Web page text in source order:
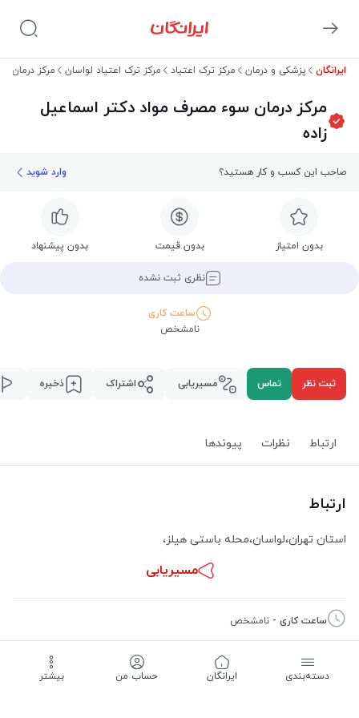
ایرانگان پزشکی و درمان مرکز ترک اعتیاد مرکز ترک اعتیاد لواسان مرکز درمان
مرکز درمان سوء مصرف مواد دکتر اسماعیل
زاده
صاحب این کسب و کار هستید؟ وارد شوید
بدون امتیاز بدون قیمت بدون پیشنهاد
نظری ثبت نشده
ساعت کاری
نامشخص
ثبت نظر تماس مسیریابی اشتراک ذخیره
ارتباط نظرات پیوند‌ها
ارتباط
استان تهران،لواسان،محله باستی هیلز،
مسیریابی
ساعت کاری - نامشخص
02126541563
دسته‌بندی ‌ایرانگان حساب من بیشتر